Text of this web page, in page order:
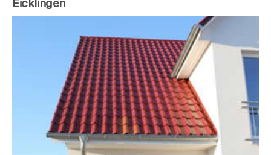
Eicklingen